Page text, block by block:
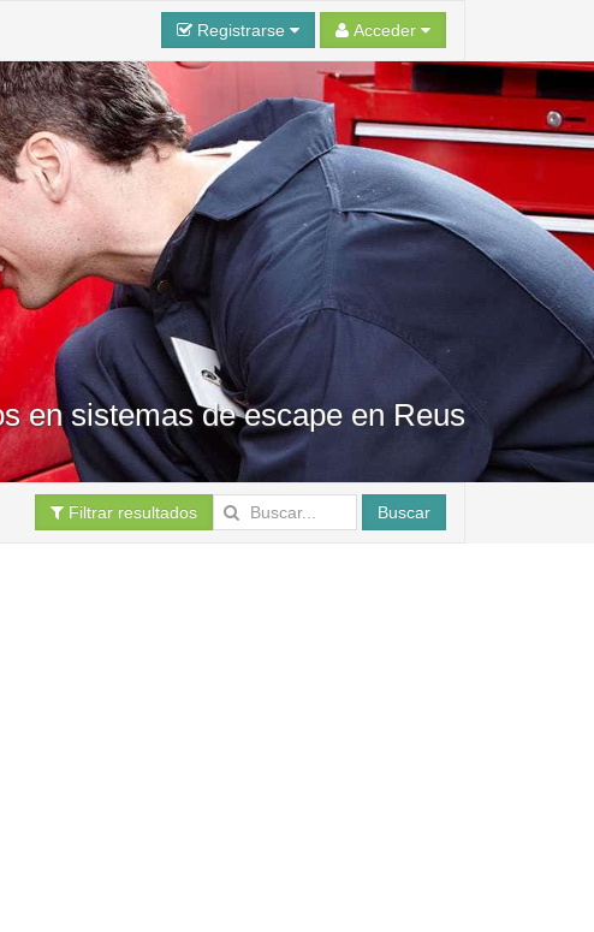
Registrarse Acceder
en sistemas de escape en Reus
Filtrar resultados Buscar